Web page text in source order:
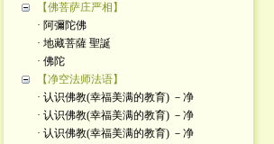
【佛菩萨庄严相】
· 阿彌陀佛
· 地藏菩薩 聖誕
· 佛陀
【净空法师法语】
· 认识佛教(幸福美满的教育) －净
· 认识佛教(幸福美满的教育) －净
· 认识佛教(幸福美满的教育) －净